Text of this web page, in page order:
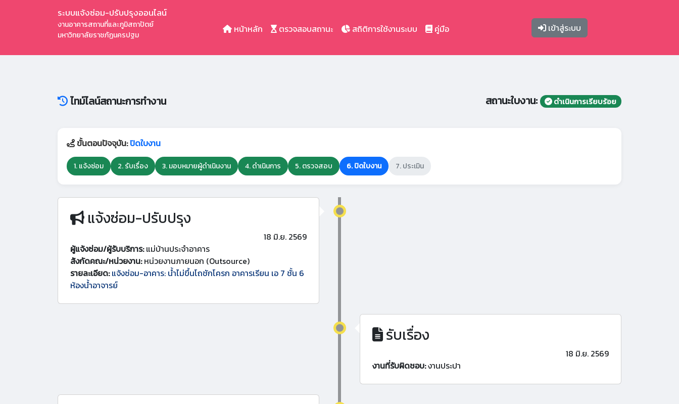
ระบบแจ้งซ่อม-ปรับปรุงออนไลน์
งานอาคารสถานที่และภูมิสถาปัตย์
มหาวิทยาลัยราชภัฏนครปฐม
หน้าหลัก ตรวจสอบสถานะ สถิติการใช้งานระบบ คู่มือ เข้าสู่ระบบ
ไทม์ไลน์สถานะการทำงาน สถานะใบงาน: ดำเนินการเรียบร้อย
ขั้นตอนปัจจุบัน:ปิดใบงาน
1. แจ้งซ่อม 2. รับเรื่อง 3. มอบหมายผู้ดำเนินงาน 4. ดำเนินการ 5. ตรวจสอบ 6. ปิดใบงาน 7. ประเมิน
แจ้งซ่อม-ปรับปรุง
18 มิ.ย. 2569
ผู้แจ้งซ่อม/ผู้รับบริการ:แม่บ้านประจำอาคาร
สังกัดคณะ/หน่วยงาน:หน่วยงานภายนอก (Outsource)
รายละเอียด: แจ้งซ่อม-อาคาร: น้ำไม่ขึ้นโถชักโครก อาคารเรียน เอ 7 ชั้น 6
ห้องน้ำอาจารย์
รับเรื่อง
18 มิ.ย. 2569
งานที่รับผิดชอบ:งานประปา